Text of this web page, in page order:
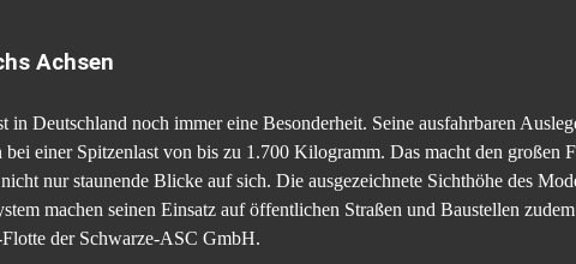
Achsen
Deutschland noch immer eine Besonderheit. Seine ausfahrbaren
einer Spitzenlast von bis zu 1.700 Kilogramm. Das macht den großen
nur staunende Blicke auf sich. Die ausgezeichnete Sichthöhe des
machen seinen Einsatz auf öffentlichen Straßen und Baustellen
der Schwarze-ASC GmbH.